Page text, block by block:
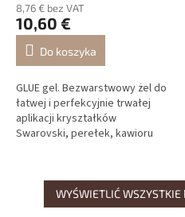
8,76 € bez VAT
10,60 €
Do koszyka
GLUE gel. Bezwarstwowy żel do
łatwej i perfekcyjnie trwałej
aplikacji kryształków
Swarovski, perełek, kawioru
bezpośrednio...
WYŚWIETLIĆ